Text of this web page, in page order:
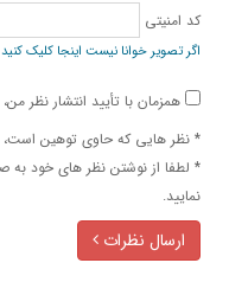
کد امنیتی
اگر تصویر خوانا نیست اینجا کلیک کنید
همزمان با تأیید انتشار نظر
* نظر هایی كه حاوی توهین
* لطفا از نوشتن نظر های خود
نمایید.
ارسال نظرات